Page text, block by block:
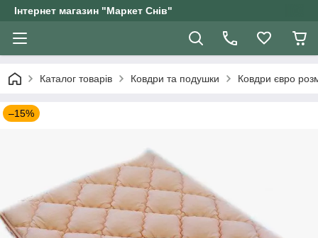
Інтернет магазин "Маркет Снів"
Каталог товарів Ковдри та подушки Ковдри євро
–15%